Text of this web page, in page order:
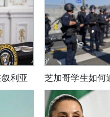
利亚 芝加哥学生如何